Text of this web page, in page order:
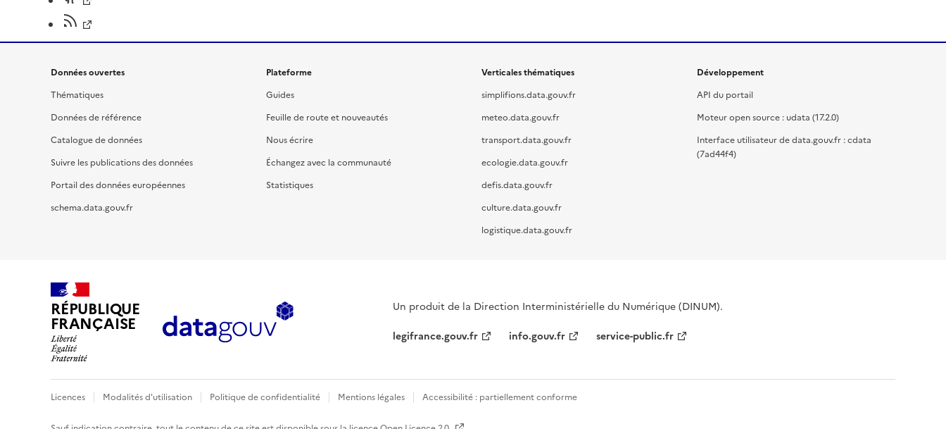
Données ouvertes
Thématiques
Données de référence
Catalogue de données
Suivre les publications des données
Portail des données européennes
schema.data.gouv.fr
Plateforme
Guides
Feuille de route et nouveautés
Nous écrire
Échangez avec la communauté
Statistiques
Verticales thématiques
simplifions.data.gouv.fr
meteo.data.gouv.fr
transport.data.gouv.fr
ecologie.data.gouv.fr
defis.data.gouv.fr
culture.data.gouv.fr
logistique.data.gouv.fr
Développement
API du portail
Moteur open source : udata (17.2.0)
Interface utilisateur de data.gouv.fr : cdata
(7ad44f4)
RÉPUBLIQUE
FRANÇAISE
Un produit de la Direction Interministérielle du Numérique (DINUM).
legifrance.gouv.fr
info.gouv.fr service-public.fr
Licences Modalités d'utilisation Politique de confidentialité Mentions légales Accessibilité : partiellement conforme